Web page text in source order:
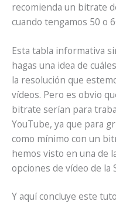
recomienda un bitrate
cuando tengamos 50 o
Esta tabla informativa
hagas una idea de
la resolución que
vídeos. Pero es obvio
bitrate serían para
YouTube, ya que para
como mínimo con un
hemos visto en una de
opciones de vídeo de la
Y aquí concluye este